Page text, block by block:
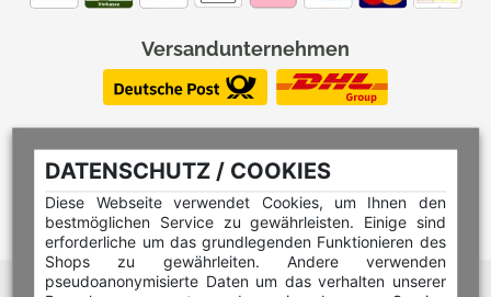
DATENSCHUTZ / COOKIES
Diese Webseite verwendet Cookies, um Ihnen den
bestmöglichen Service zu gewährleisten. Einige sind
erforderliche um das grundlegenden Funktionieren des
Shops zu gewährleiten. Andere verwenden
pseudoanonymisierte Daten um das verhalten unserer
Versandunternehmen
Hilfe Editor